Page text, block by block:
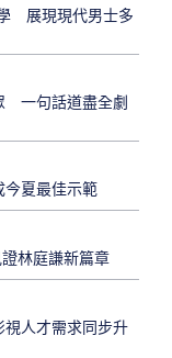
展現現代男士多
一句話道盡全劇
夏最佳示範
林庭謙新篇章
人才需求同步升